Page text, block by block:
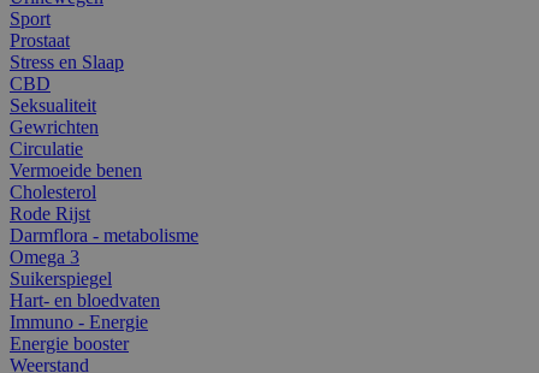
Sport
Prostaat
Stress en Slaap
CBD
Seksualiteit
Gewrichten
Circulatie
Vermoeide benen
Cholesterol
Rode Rijst
Darmflora - metabolisme
Omega 3
Suikerspiegel
Hart- en bloedvaten
Immuno - Energie
Energie booster
Weerstand